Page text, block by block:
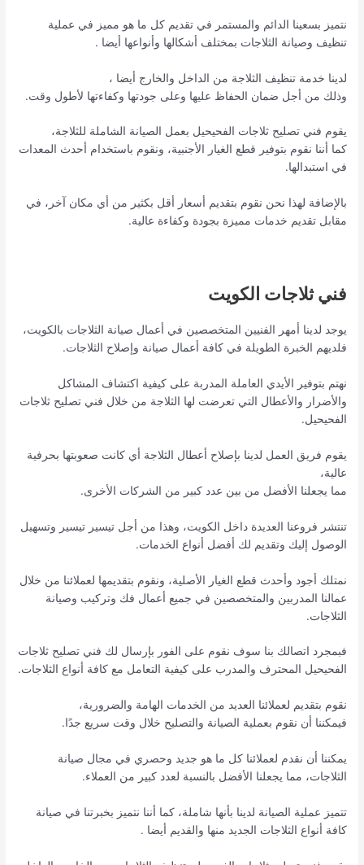
نتميز بسعينا الدائم والمستمر في تقديم كل ما هو مميز في عملية
تنظيف وصيانة الثلاجات بمختلف أشكالها وأنواعها أيضا .
لدينا خدمة تنظيف الثلاجة من الداخل والخارج أيضا ،
وذلك من أجل ضمان الحفاظ عليها وعلى جودتها وكفاءتها لأطول وقت.
يقوم فني تصليح ثلاجات الفحيحيل بعمل الصيانة الشاملة للثلاجة،
كما أننا نقوم بتوفير قطع الغيار الأجنبية، ونقوم باستخدام أحدث المعدات
في استبدالها.
بالإضافة لهذا نحن نقوم بتقديم أسعار أقل بكثير من أي مكان آخر، في
مقابل تقديم خدمات مميزة بجودة وكفاءة عالية.
فني ثلاجات الكويت
يوجد لدينا أمهر الفنيين المتخصصين في أعمال صيانة الثلاجات بالكويت،
فلديهم الخبرة الطويلة في كافة أعمال صيانة وإصلاح الثلاجات.
نهتم بتوفير الأيدي العاملة المدربة على كيفية اكتشاف المشاكل
والأضرار والأعطال التي تعرضت لها الثلاجة من خلال فني تصليح ثلاجات
الفحيحيل.
يقوم فريق العمل لدينا بإصلاح أعطال الثلاجة أي كانت صعوبتها بحرفية
عالية،
مما يجعلنا الأفضل من بين عدد كبير من الشركات الأخرى.
تنتشر فروعنا العديدة داخل الكويت، وهذا من أجل تيسير تيسير وتسهيل
الوصول إليك وتقديم لك أفضل أنواع الخدمات.
نمتلك أجود وأحدث قطع الغيار الأصلية، ونقوم بتقديمها لعملائنا من خلال
عمالنا المدربين والمتخصصين في جميع أعمال فك وتركيب وصيانة
الثلاجات.
فبمجرد اتصالك بنا سوف نقوم على الفور بإرسال لك فني تصليح ثلاجات
الفحيحيل المحترف والمدرب على كيفية التعامل مع كافة أنواع الثلاجات.
نقوم بتقديم لعملائنا العديد من الخدمات الهامة والضرورية،
فيمكننا أن نقوم بعملية الصيانة والتصليح خلال وقت سريع جدًا.
يمكننا أن نقدم لعملائنا كل ما هو جديد وحصري في مجال صيانة
الثلاجات، مما يجعلنا الأفضل بالنسبة لعدد كبير من العملاء.
تتميز عملية الصيانة لدينا بأنها شاملة، كما أننا نتميز بخبرتنا في صيانة
كافة أنواع الثلاجات الجديد منها والقديم أيضا .